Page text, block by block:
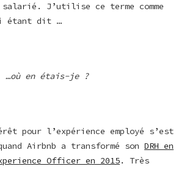
J’utilise ce terme comme
étant dit …
…où en étais-je ?
pour l’expérience employé s’est
Airbnb a transformé son DRH en
Officer en 2015. Très